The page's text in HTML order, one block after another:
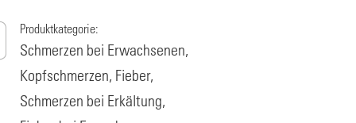
Produktkategorie:
Schmerzen bei Erwachsenen,
Kopfschmerzen, Fieber,
Schmerzen bei Erkältung,